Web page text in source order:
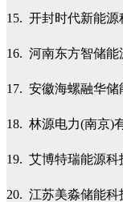
15. 开封时代新能源
16. 河南东方智储能
17. 安徽海螺融华储
18. 林源电力(南京)
19. 艾博特瑞能源科
20. 江苏美淼储能科